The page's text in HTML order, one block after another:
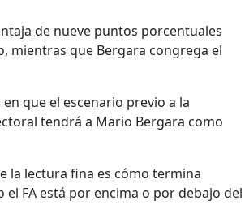
de nueve puntos porcentuales
mientras que Bergara congrega el
que el escenario previo a la
tendrá a Mario Bergara como
la lectura fina es cómo termina
FA está por encima o por debajo del